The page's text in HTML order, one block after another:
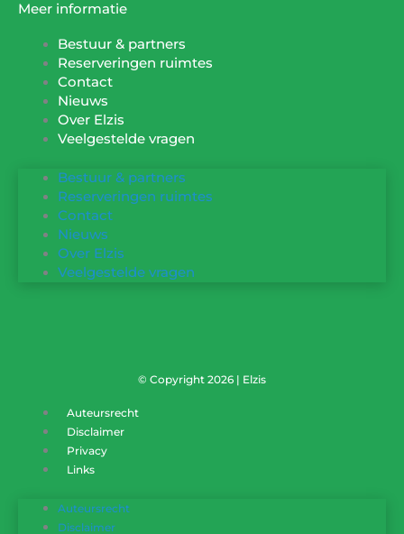
Meer informatie
Bestuur & partners
Reserveringen ruimtes
Contact
Nieuws
Over Elzis
Veelgestelde vragen
Bestuur & partners
Reserveringen ruimtes
Contact
Nieuws
Over Elzis
Veelgestelde vragen
© Copyright 2026 | Elzis
Auteursrecht
Disclaimer
Privacy
Links
Auteursrecht
Disclaimer